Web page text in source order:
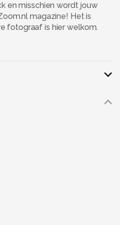
en misschien wordt jouw
magazine! Het is
fotograaf is hier welkom.